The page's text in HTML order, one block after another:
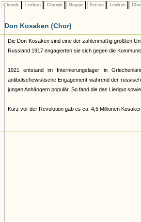
Chronik Lexikon Chronik Gruppe Person Lexikon
Don Kosaken (Chor)
Die Don-Kosaken sind eine der zahlenmäßig größten
Russland 1917 engagierten sie sich gegen die
1921 entstand im Internierungslager in
antibolschewistische Engagement während der
jungen Anhängern populär. So fand die das Liedgut
Kurz vor der Revolution gab es ca. 4,5 Millionen